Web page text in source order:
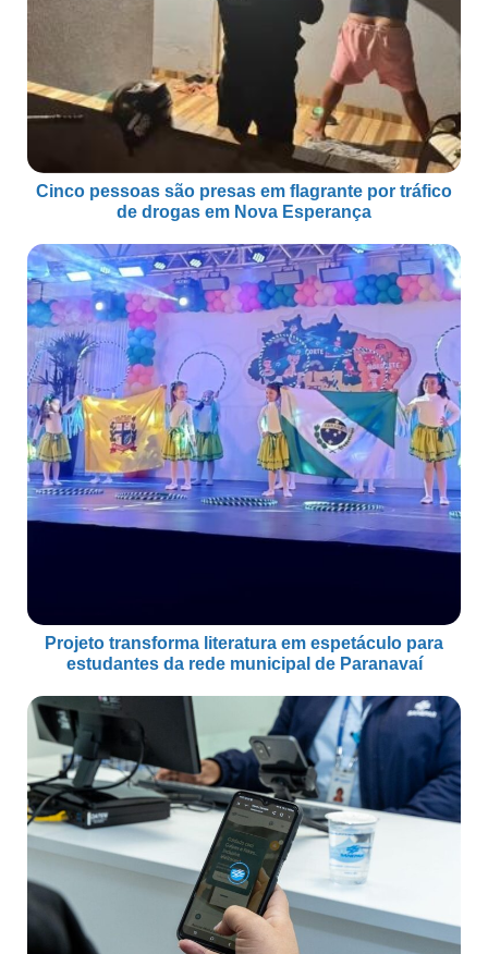
Cinco pessoas são presas em flagrante por tráfico
de drogas em Nova Esperança
Projeto transforma literatura em espetáculo para
estudantes da rede municipal de Paranavaí